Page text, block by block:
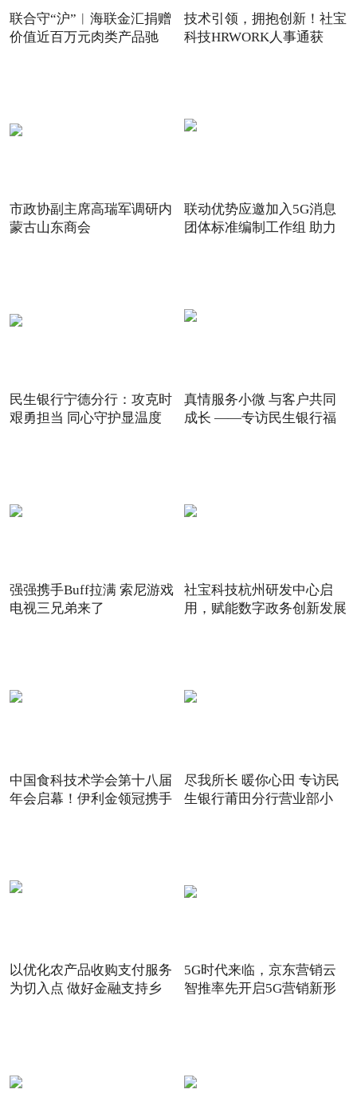
联合守“沪”︱海联金汇捐赠
价值近百万元肉类产品驰
技术引领，拥抱创新！社宝
科技HRWORK人事通获
市政协副主席高瑞军调研内
蒙古山东商会
联动优势应邀加入5G消息
团体标准编制工作组 助力
民生银行宁德分行：攻克时
艰勇担当 同心守护显温度
真情服务小微 与客户共同
成长 ——专访民生银行福
强强携手Buff拉满 索尼游戏
电视三兄弟来了
社宝科技杭州研发中心启
用，赋能数字政务创新发展
中国食科技术学会第十八届
年会启幕！伊利金领冠携手
尽我所长 暖你心田 专访民
生银行莆田分行营业部小
以优化农产品收购支付服务
为切入点 做好金融支持乡
5G时代来临，京东营销云
智推率先开启5G营销新形